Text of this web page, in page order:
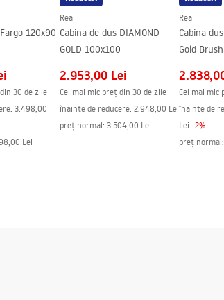
120x90
30 de zile
3.498,00
Lei
Rea
Cabina de dus DIAMOND
GOLD 100x100
2.953,00 Lei
Cel mai mic preț din 30 de zile
înainte de reducere: 2.948,00 Lei
preț normal: 3.504,00 Lei
Rea
Cabina
Gold Brush
Cel mai mic
înainte de
Lei -2%
preț normal: